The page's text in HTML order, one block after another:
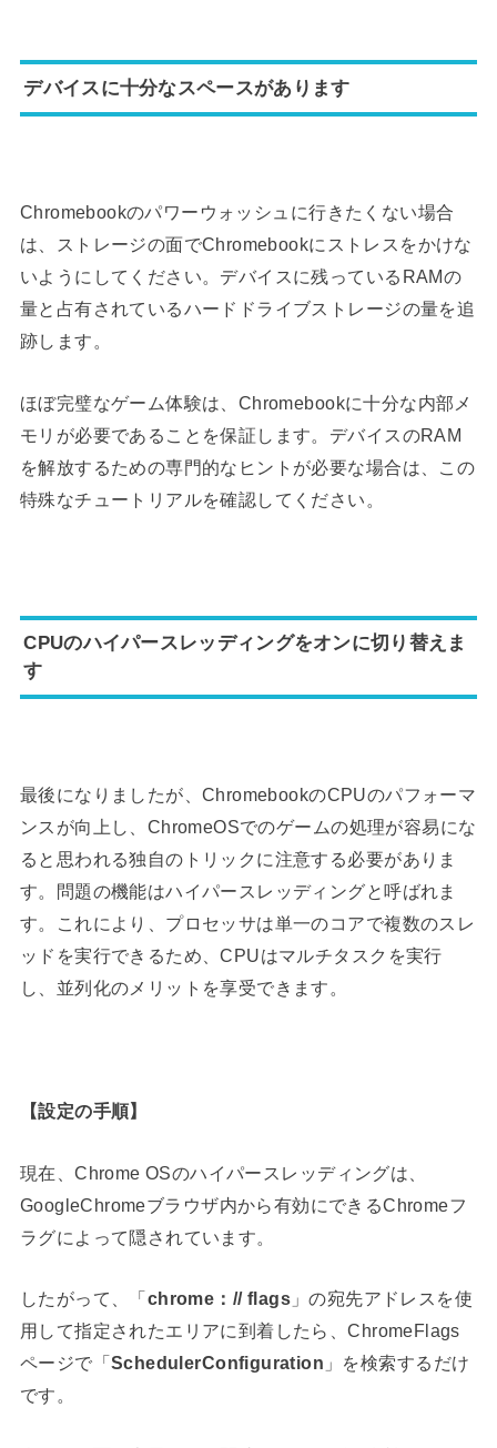
デバイスに十分なスペースがあります
Chromebookのパワーウォッシュに行きたくない場合
は、ストレージの面でChromebookにストレスをかけな
いようにしてください。デバイスに残っているRAMの
量と占有されているハードドライブストレージの量を追
跡します。
ほぼ完璧なゲーム体験は、Chromebookに十分な内部メ
モリが必要であることを保証します。デバイスのRAM
を解放するための専門的なヒントが必要な場合は、この
特殊なチュートリアルを確認してください。
CPUのハイパースレッディングをオンに切り替えま
す
最後になりましたが、ChromebookのCPUのパフォーマ
ンスが向上し、ChromeOSでのゲームの処理が容易にな
ると思われる独自のトリックに注意する必要がありま
す。問題の機能はハイパースレッディングと呼ばれま
す。これにより、プロセッサは単一のコアで複数のスレ
ッドを実行できるため、CPUはマルチタスクを実行
し、並列化のメリットを享受できます。
【設定の手順】
現在、Chrome OSのハイパースレッディングは、
GoogleChromeブラウザ内から有効にできるChromeフ
ラグによって隠されています。
したがって、「chrome：// flags」の宛先アドレスを使
用して指定されたエリアに到着したら、ChromeFlags
ページで「SchedulerConfiguration 」を検索するだけ
です。